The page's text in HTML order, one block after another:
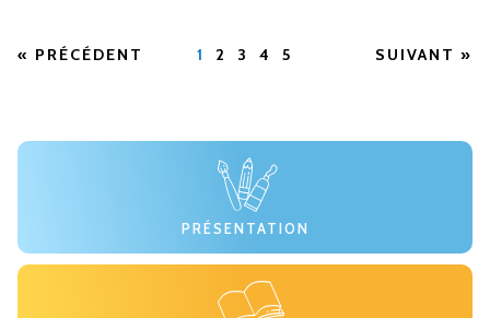
« PRÉCÉDENT 1 2 3 4 5 SUIVANT »
PRÉSENTATION